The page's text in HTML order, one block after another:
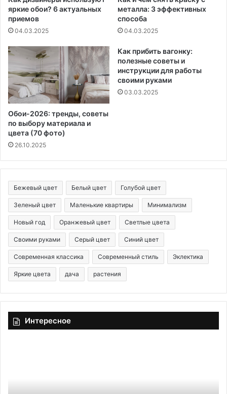
яркие обои? 6 актуальных
приемов
04.03.2025
металла: 3 эффективных
способа
04.03.2025
Обои-2026: тренды, советы
по выбору материала и
цвета (70 фото)
26.10.2025
Как прибить вагонку:
полезные советы и
инструкции для работы
своими руками
03.03.2025
Бежевый цвет Белый цвет Голубой цвет
Зеленый цвет Маленькие квартиры Минимализм
Новый год Оранжевый цвет Светлые цвета
Своими руками Серый цвет Синий цвет
Современная классика Современный стиль Эклектика
Яркие цвета дача растения
Интересное